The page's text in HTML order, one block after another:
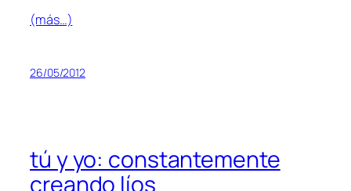
(más…)
26/05/2012
tú y yo: constantemente
creando líos